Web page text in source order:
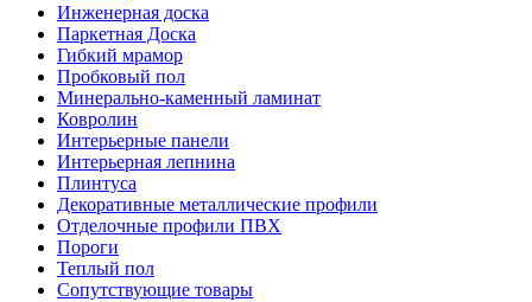
Инженерная доска
Паркетная Доска
Гибкий мрамор
Пробковый пол
Минерально-каменный ламинат
Ковролин
Интерьерные панели
Интерьерная лепнина
Плинтуса
Декоративные металлические профили
Отделочные профили ПВХ
Пороги
Теплый пол
Сопутствующие товары